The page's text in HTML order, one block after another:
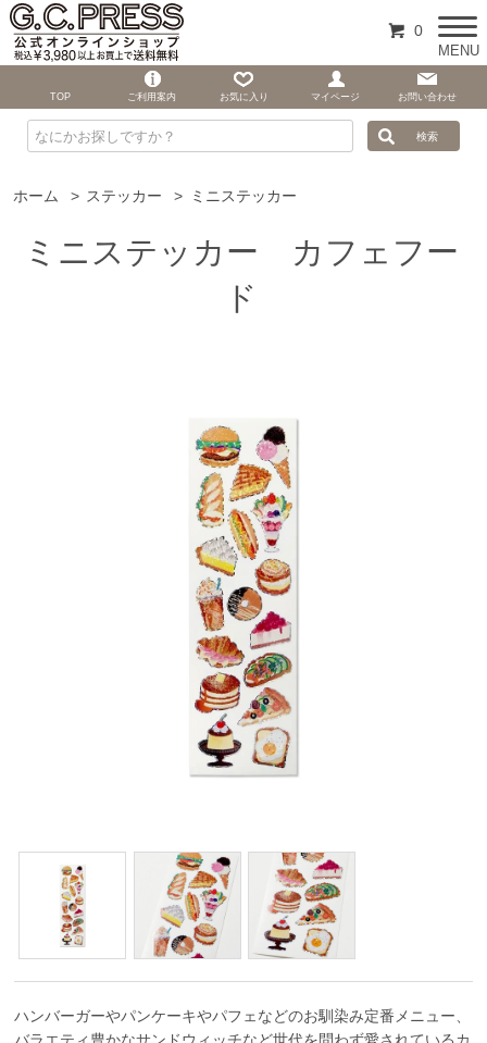
ホーム > ステッカー > ミニステッカー
ミニステッカー カフェフー
ド
ハンバーガーやパンケーキやパフェなどのお馴染み定番メニュー、
0
MENU
TOP ご利用案内 お気に入り マイページ お問い合わせ